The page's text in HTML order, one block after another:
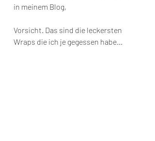
in meinem Blog,
Vorsicht. Das sind die leckersten
Wraps die ich je gegessen habe...